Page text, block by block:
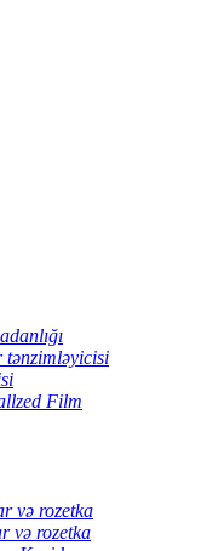
tənzimləyicisi
Film
və rozetka
və rozetka